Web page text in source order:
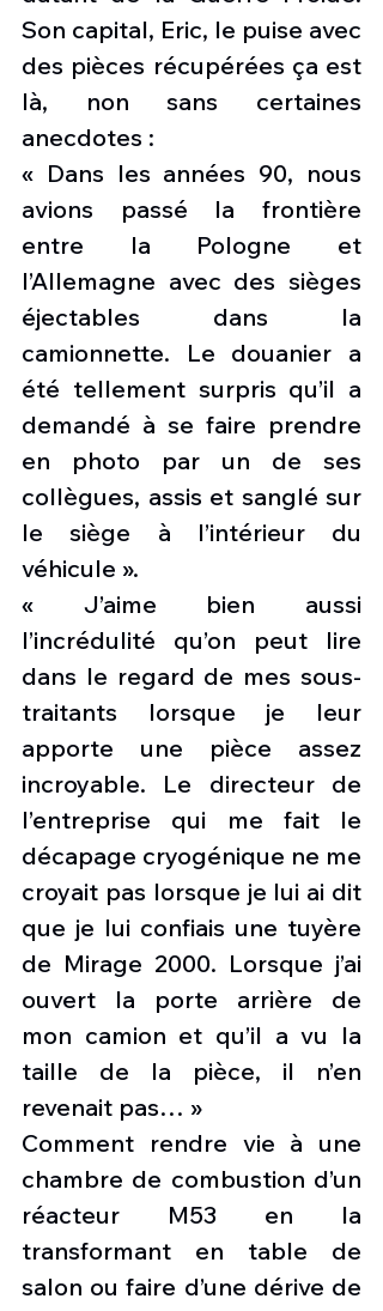
Son capital, Eric, le puise avec
des pièces récupérées ça est
là, non sans certaines
anecdotes :
« Dans les années 90, nous
avions passé la frontière
entre la Pologne et
l’Allemagne avec des sièges
éjectables dans la
camionnette. Le douanier a
été tellement surpris qu’il a
demandé à se faire prendre
en photo par un de ses
collègues, assis et sanglé sur
le siège à l’intérieur du
véhicule ».
« J’aime bien aussi
l’incrédulité qu’on peut lire
dans le regard de mes sous-
traitants lorsque je leur
apporte une pièce assez
incroyable. Le directeur de
l’entreprise qui me fait le
décapage cryogénique ne me
croyait pas lorsque je lui ai dit
que je lui confiais une tuyère
de Mirage 2000. Lorsque j’ai
ouvert la porte arrière de
mon camion et qu’il a vu la
taille de la pièce, il n’en
revenait pas… »
Comment rendre vie à une
chambre de combustion d’un
réacteur M53 en la
transformant en table de
salon ou faire d’une dérive de